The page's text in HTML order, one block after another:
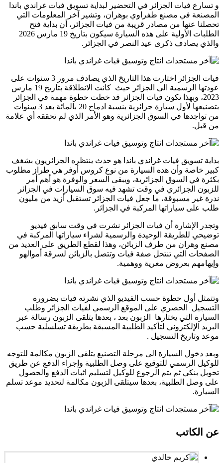
و تسارع فيات الجزائر في التحضير لبداية تسويق فيات غراندي باندا
المصنعة في مصنع طفراوي بوهران، وتشير آخر المعلومات التي
تحصلنا عنها من مصادر قريبة من فيات الجزائر، أن بداية فتح
الطلبات الأولية على هذه السيارة سيكون بتاريخ 19 مارس 2026
والذي يصادف ذكرى عيد النصر في الجزائر.
فيات الجزائر اختارت هذا التاريخ الذي يصادف مرور 3 سنوات على
عودتها الرسمية الى الجزائر حيث كانت الانطلاقة بتاريخ 19 مارس
2023، وبهذا تكون فيات الجزائر قد خطت خطوة مهمة في الجزائر
بتصنيعها لأول سيارة جزائرية بنسبة ادماج 20 بالمائة بعد 3 سنوات
من تواجدها في السوق الجزائرية وهو الأمر الذي لم تحققه أي علامة
من قبل.
بداية تسويق فيات غراندي باندا هو حدث ينتظره الجزائريون بشغف
كبير خاصة وأن هده السيارة من نوع كروس أوفر هي طراز مطلوب
بكثرة في السوق الجزائرية، ويبقى السعر والوفرة هو أهم أمر
للزبون الجزائري في وقت تشهد فيه سوق السيارات في الجزائر
ندرة غير مسبوقة، ما جعل فيات الجزائر تستقبل أزيد من مليون
طلب على سياراتها المركبة في الجزائر.
وتجدر الإشارة أن فيات الجزائر نشرت في وقت سابق فيديو
توضيحي للطريقة الوحيدة والرسمية لشراء سياراتها المركبة في
مصنع وهران من طرف الزبائن، وهذا لقطع الطريق على العديد من
الصفحات التي تنتحل صفة فيات وتتصل بالزبائن لسرقة أموالهو
وإيهامهم بعروض مغرية ووهمية.
وتتمثل أول خطوة حسب الفيديو الذي نشرته فيات بضرورة
التسجيل الحصري على الموقع الرسمي لفيات الجزائر وطلب
السيارة التي يختارها الزبون بعد ، بعدها يتلقى الزبون رسالة عبر
البريد الإلكتروني لتأكيد الطلبية المسبقة بطريقة تسلسلية حسب
موعد وتاريخ التسجيل .
وبعد دخول السيارة الى مرحلة التصنيع يتلقى الزبون مكالمة للتوجه
للوكيل الرسمي للتوقيع على وصل الطلبية وإجراء الدفع عن طريق
تحويل بنكي ثم يتم الرجوع للوكيل لتسليم اثبات الدفع والحصول
على وصل الطلبية، بعدها سيتلقى الزبون مكالمة لتحديد موعد تسلم
السيارة.
عن الكاتب